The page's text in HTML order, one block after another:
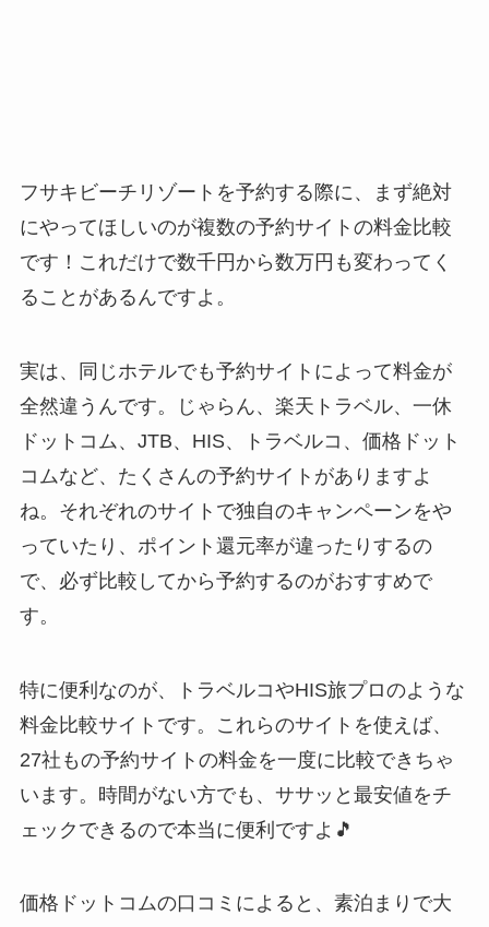
フサキビーチリゾートを予約する際に、まず絶対
にやってほしいのが複数の予約サイトの料金比較
です！これだけで数千円から数万円も変わってく
ることがあるんですよ。
実は、同じホテルでも予約サイトによって料金が
全然違うんです。じゃらん、楽天トラベル、一休
ドットコム、JTB、HIS、トラベルコ、価格ドット
コムなど、たくさんの予約サイトがありますよ
ね。それぞれのサイトで独自のキャンペーンをや
っていたり、ポイント還元率が違ったりするの
で、必ず比較してから予約するのがおすすめで
す。
特に便利なのが、トラベルコやHIS旅プロのような
料金比較サイトです。これらのサイトを使えば、
27社もの予約サイトの料金を一度に比較できちゃ
います。時間がない方でも、ササッと最安値をチ
ェックできるので本当に便利ですよ🎵
価格ドットコムの口コミによると、素泊まりで大